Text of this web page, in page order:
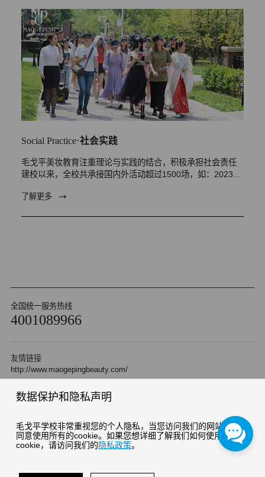
Social Practice·社会实践
毛戈平美妆教育注重理论与实践的结合，积极承担社会责任
建校以来，全校共承接国内外活动超过1500场，如：2023年
了解更多
全国统一服务热线
4001089966
友情链接
http://www.maogepingbeauty.com/
数据保护和隐私声明
毛戈平学校非常重视您的个人隐私，当您访问我们的网站时，请
同意使用所有的cookie。如果您想详细了解我们如何使用
cookie，请访问我们的隐私政策。